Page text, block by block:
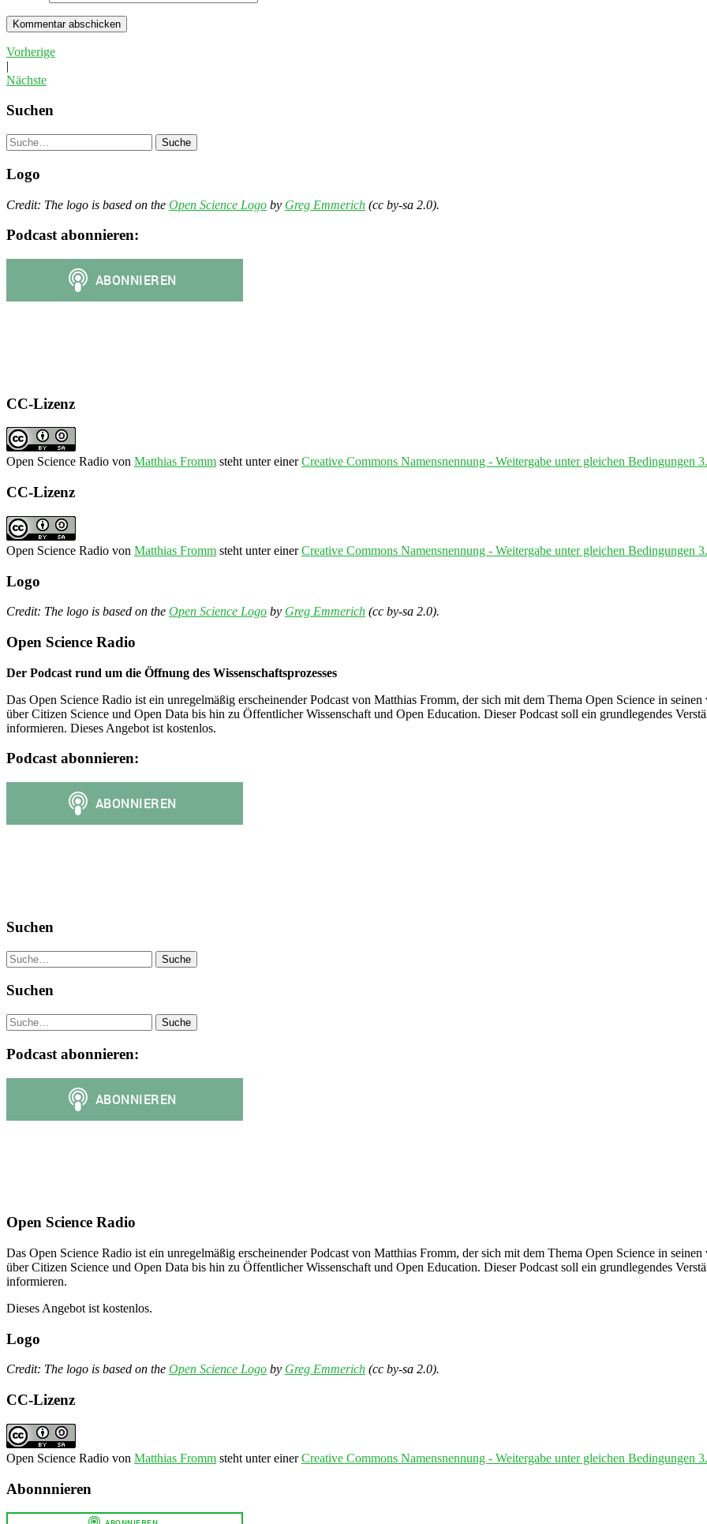
Vorherige
|
Nächste
Suchen
Suche
Logo
Credit: The logo is based on the Open Science Logo by Greg Emmerich (cc by-sa 2.0).
Podcast abonnieren:
CC-Lizenz
Open Science Radio von Matthias Fromm steht unter einerCreative Commons Namensnennung - Weitergabe unter gleichen Bedingungen
CC-Lizenz
Open Science Radio von Matthias Fromm steht unter einerCreative Commons Namensnennung - Weitergabe unter gleichen Bedingungen
Logo
Credit: The logo is based on the Open Science Logo by Greg Emmerich (cc by-sa 2.0).
Open Science Radio
Der Podcast rund um die Öffnung des Wissenschaftsprozesses
Das Open Science Radio ist ein unregelmäßig erscheinender Podcast von Matthias Fromm, der sich mit dem Thema Open Science in
über Citizen Science und Open Data bis hin zu Öffentlicher Wissenschaft und Open Education. Dieser Podcast soll ein grundlegendes
informieren. Dieses Angebot ist kostenlos.
Podcast abonnieren:
Suchen
Suche
Suchen
Suche
Podcast abonnieren:
Open Science Radio
Das Open Science Radio ist ein unregelmäßig erscheinender Podcast von Matthias Fromm, der sich mit dem Thema Open Science in
über Citizen Science und Open Data bis hin zu Öffentlicher Wissenschaft und Open Education. Dieser Podcast soll ein grundlegendes
informieren.
Dieses Angebot ist kostenlos.
Logo
Credit: The logo is based on the Open Science Logo by Greg Emmerich (cc by-sa 2.0).
CC-Lizenz
Open Science Radio von Matthias Fromm steht unter einerCreative Commons Namensnennung - Weitergabe unter gleichen Bedingungen
Abonnnieren